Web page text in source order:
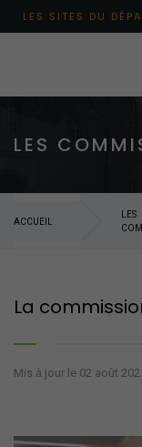
Aller au menu principal
Aller au contenu
Aller à la recherche
LES SITES DU
LES
ACCUEIL
LES
La
Mis à jour le 02 août